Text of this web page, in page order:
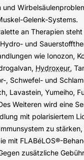
und
Gelenk-Systems.
an Therapien
und
wie Ionozon,
Hydroxeur,
, Schwefel- und
Lavastein, Yumeiho,
Weiteren wird eine
mit polarisiertem
zu stärken,
mit FLABéLOS®-
zusätzliche